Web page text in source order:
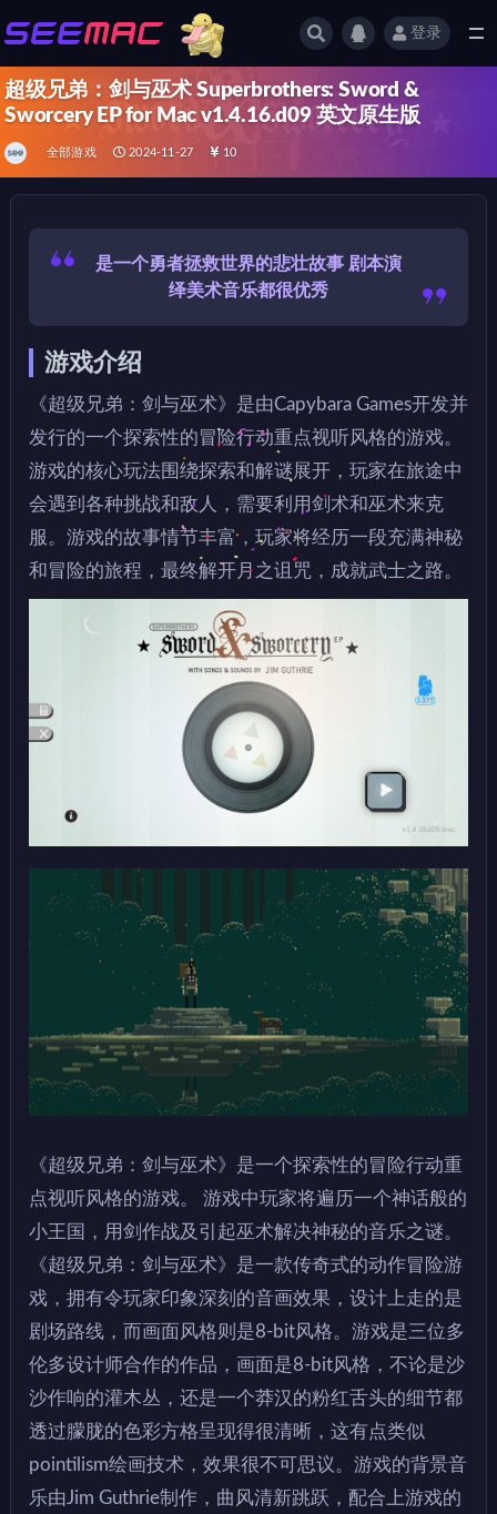
登录
超级兄弟：剑与巫术 Superbrothers: Sword &
Sworcery EP for Mac v1.4.16.d09 英文原生版
全部游戏 2024-11-27 10
是一个勇者拯救世界的悲壮故事 剧本演
绎美术音乐都很优秀
游戏介绍
《超级兄弟：剑与巫术》是由Capybara Games开发并
发行的一个探索性的冒险行动重点视听风格的游戏。
游戏的核心玩法围绕探索和解谜展开，玩家在旅途中
会遇到各种挑战和敌人，需要利用剑术和巫术来克
服。游戏的故事情节丰富，玩家将经历一段充满神秘
和冒险的旅程，最终解开月之诅咒，成就武士之路。
《超级兄弟：剑与巫术》是一个探索性的冒险行动重
点视听风格的游戏。 游戏中玩家将遍历一个神话般的
小王国，用剑作战及引起巫术解决神秘的音乐之谜。
《超级兄弟：剑与巫术》是一款传奇式的动作冒险游
戏，拥有令玩家印象深刻的音画效果，设计上走的是
剧场路线，而画面风格则是8-bit风格。游戏是三位多
伦多设计师合作的作品，画面是8-bit风格，不论是沙
沙作响的灌木丛，还是一个莽汉的粉红舌头的细节都
透过朦胧的色彩方格呈现得很清晰，这有点类似
pointilism绘画技术，效果很不可思议。游戏的背景音
乐由Jim Guthrie制作，曲风清新跳跃，配合上游戏的